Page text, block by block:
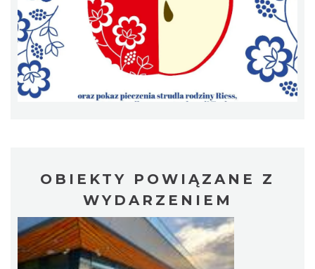
Patroni cieszyńskich ulic - wystawa
Cieszyn
2026-07-03
0.14 km
Spektakl "Tajemnica 16. piętra"
Cieszyn
0.21 km
OBIEKTY POWIĄZANE Z
WYDARZENIEM